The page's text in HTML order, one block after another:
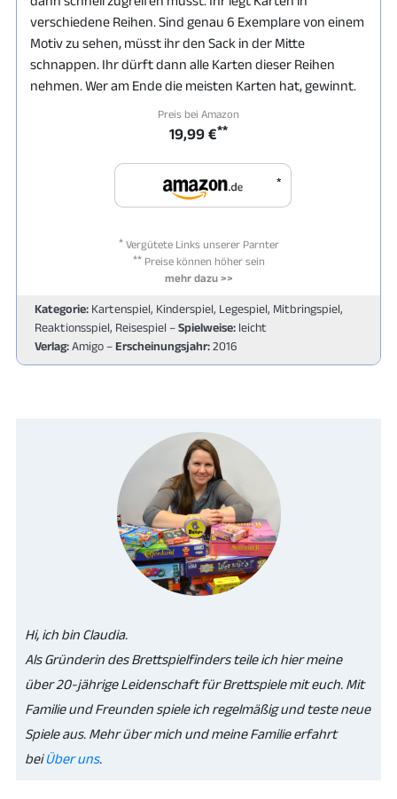
verschiedene Reihen. Sind genau 6 Exemplare von einem
Motiv zu sehen, müsst ihr den Sack in der Mitte
schnappen. Ihr dürft dann alle Karten dieser Reihen
nehmen. Wer am Ende die meisten Karten hat, gewinnt.
Preis bei Amazon
19,99 €**
*
*Vergütete Links unserer Parnter
**Preise können höher sein
mehr dazu >>
Kategorie: Kartenspiel, Kinderspiel, Legespiel, Mitbringspiel,
Reaktionsspiel, Reisespiel –Spielweise: leicht
Verlag:Amigo – Erscheinungsjahr:2016
Hi, ich bin Claudia.
Als Gründerin des Brettspielfinders teile ich hier meine
über 20-jährige Leidenschaft für Brettspiele mit euch. Mit
Familie und Freunden spiele ich regelmäßig und teste neue
Spiele aus. Mehr über mich und meine Familie erfahrt
beiÜber uns.